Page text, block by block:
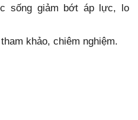
sống giảm bớt áp lực, lo
khảo, chiêm nghiệm.